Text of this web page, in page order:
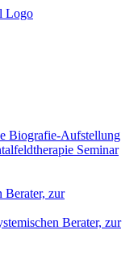
Biografie-Aufstellung
Seminar
Berater, zur
Berater, zur